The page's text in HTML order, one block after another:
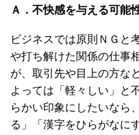
Ａ．不快感を与える可能
ビジネスでは原則ＮＧと
や打ち解けた関係の仕事
が、取引先や目上の方な
よっては「軽々しい」と
らかい印象にしたいなら
る」「漢字をひらがなに